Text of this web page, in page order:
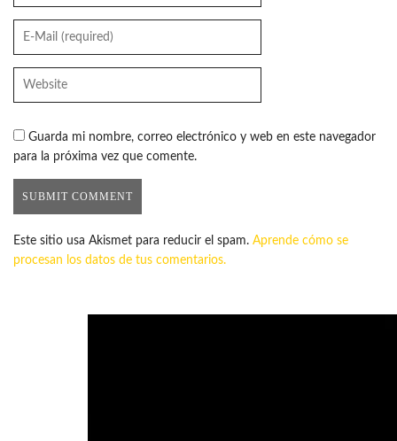
Guarda mi nombre, correo electrónico y web en este navegador
para la próxima vez que comente.
Este sitio usa Akismet para reducir el spam. Aprende cómo se
procesan los datos de tus comentarios.